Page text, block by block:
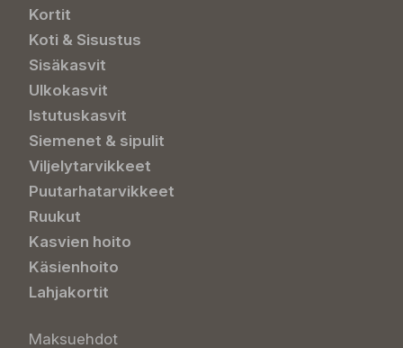
Kortit
Koti & Sisustus
Sisäkasvit
Ulkokasvit
Istutuskasvit
Siemenet & sipulit
Viljelytarvikkeet
Puutarhatarvikkeet
Ruukut
Kasvien hoito
Käsienhoito
Lahjakortit
Maksuehdot